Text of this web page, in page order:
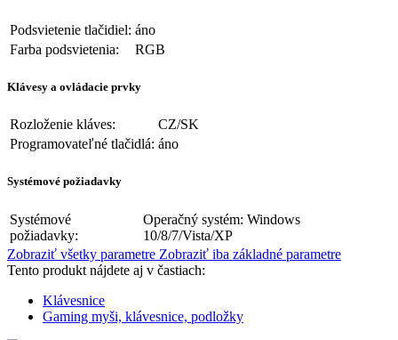
Podsvietenie tlačidiel: áno
Farba podsvietenia:
RGB
Klávesy a ovládacie prvky
Rozloženie kláves:
CZ/SK
Programovateľné tlačidlá: áno
Systémové požiadavky
Systémové
požiadavky:
Operačný systém: Windows
10/8/7/Vista/XP
Zobraziť všetky parametre Zobraziť iba základné parametre
Tento produkt nájdete aj v častiach:
Klávesnice
Gaming myši, klávesnice, podložky